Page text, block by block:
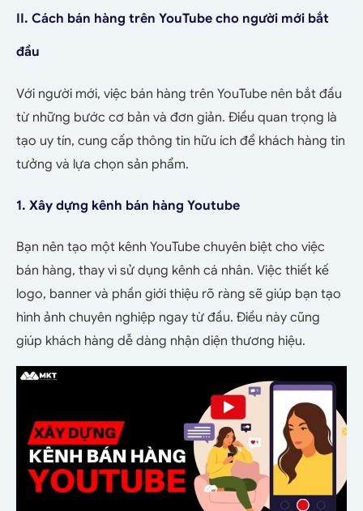
II. Cách bán hàng trên YouTube cho người mới bắt
đầu
Với người mới, việc bán hàng trên YouTube nên bắt đầu
từ những bước cơ bản và đơn giản. Điều quan trọng là
tạo uy tín, cung cấp thông tin hữu ích để khách hàng tin
tưởng và lựa chọn sản phẩm.
1. Xây dựng kênh bán hàng Youtube
Bạn nên tạo một kênh YouTube chuyên biệt cho việc
bán hàng, thay vì sử dụng kênh cá nhân. Việc thiết kế
logo, banner và phần giới thiệu rõ ràng sẽ giúp bạn tạo
hình ảnh chuyên nghiệp ngay từ đầu. Điều này cũng
giúp khách hàng dễ dàng nhận diện thương hiệu.